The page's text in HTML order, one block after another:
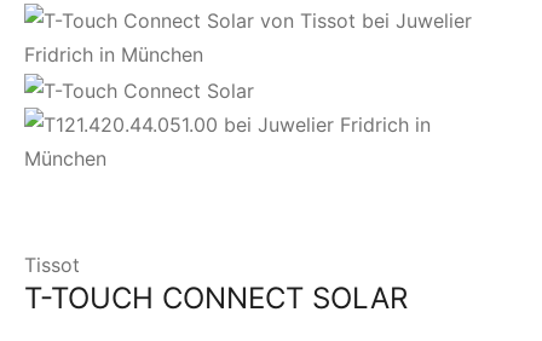
Tissot
T-TOUCH CONNECT SOLAR